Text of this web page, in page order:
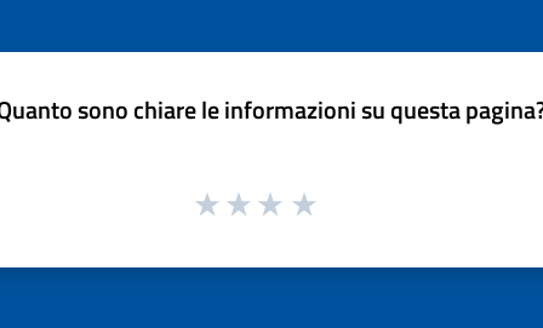
sono chiare le informazioni su questa